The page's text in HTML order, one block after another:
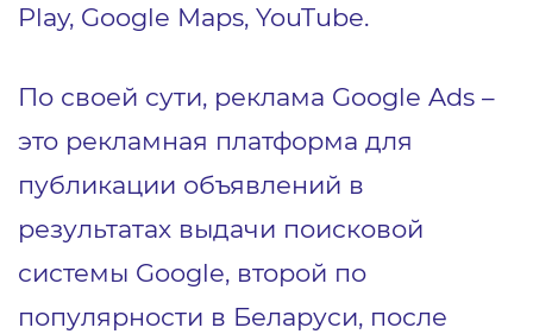
Play, Google Maps, YouTube.
По своей сути, реклама Google Ads –
это рекламная платформа для
публикации объявлений в
результатах выдачи поисковой
системы Google, второй по
популярности в Беларуси, после